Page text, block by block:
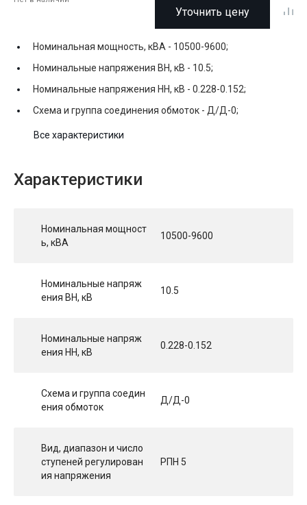
Уточнить цену
Номинальная мощность, кВА - 10500-9600;
Номинальные напряжения ВН, кВ - 10.5;
Номинальные напряжения НН, кВ - 0.228-0.152;
Схема и группа соединения обмоток - Д/Д-0;
Все характеристики
Характеристики
Номинальная мощност
ь, кВА
10500-9600
Номинальные напряж
ения ВН, кВ
10.5
Номинальные напряж
ения НН, кВ
0.228-0.152
Схема и группа соедин
ения обмоток
Д/Д-0
Вид, диапазон и число
ступеней регулирован
ия напряжения
РПН 5